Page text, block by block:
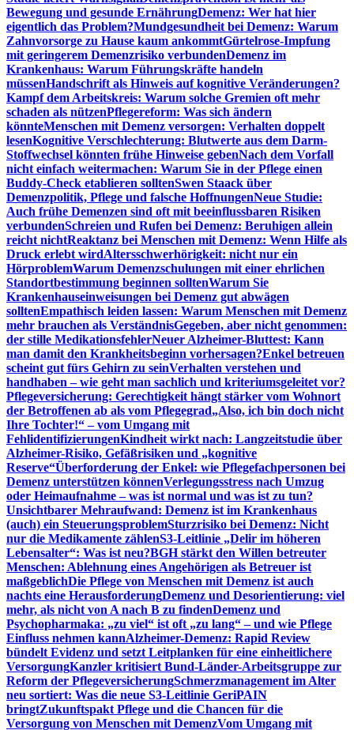
Bewegung und gesunde ErnährungDemenz: Wer hat hier
eigentlich das Problem?Mundgesundheit bei Demenz: Warum
Zahnvorsorge zu Hause kaum ankommtGürtelrose-Impfung
mit geringerem Demenzrisiko verbundenDemenz im
Krankenhaus: Warum Führungskräfte handeln
müssenHandschrift als Hinweis auf kognitive Veränderungen?
Kampf dem Arbeitskreis: Warum solche Gremien oft mehr
schaden als nützenPflegereform: Was sich ändern
könnteMenschen mit Demenz versorgen: Verhalten doppelt
lesenKognitive Verschlechterung: Blutwerte aus dem Darm-
Stoffwechsel könnten frühe Hinweise gebenNach dem Vorfall
nicht einfach weitermachen: Warum Sie in der Pflege einen
Buddy-Check etablieren solltenSwen Staack über
Demenzpolitik, Pflege und falsche HoffnungenNeue Studie:
Auch frühe Demenzen sind oft mit beeinflussbaren Risiken
verbundenSchreien und Rufen bei Demenz: Beruhigen allein
reicht nichtReaktanz bei Menschen mit Demenz: Wenn Hilfe als
Druck erlebt wirdAltersschwerhörigkeit: nicht nur ein
HörproblemWarum Demenzschulungen mit einer ehrlichen
Standortbestimmung beginnen solltenWarum Sie
Krankenhauseinweisungen bei Demenz gut abwägen
solltenEmpathisch leiden lassen: Warum Menschen mit Demenz
mehr brauchen als VerständnisGegeben, aber nicht genommen:
der stille MedikationsfehlerNeuer Alzheimer-Bluttest: Kann
man damit den Krankheitsbeginn vorhersagen?Enkel betreuen
scheint gut fürs Gehirn zu seinVerhalten verstehen und
handhaben – wie geht man sachlich und kriteriumsgeleitet vor?
Pflegeversicherung: Gerechtigkeit hängt stärker vom Wohnort
der Betroffenen ab als vom Pflegegrad„Also, ich bin doch nicht
Ihre Tochter!“ – vom Umgang mit
FehlidentifizierungenKindheit wirkt nach: Langzeitstudie über
Alzheimer-Risiko, Gefäßrisiken und „kognitive
Reserve“Überforderung der Enkel: wie Pflegefachpersonen bei
Demenz unterstützen könnenVerlegungsstress nach Umzug
oder Heimaufnahme – was ist normal und was ist zu tun?
Unsichtbarer Mehraufwand: Demenz ist im Krankenhaus
(auch) ein SteuerungsproblemSturzrisiko bei Demenz: Nicht
nur die Medikamente zählenS3-Leitlinie „Delir im höheren
Lebensalter“: Was ist neu?BGH stärkt den Willen betreuter
Menschen: Ablehnung eines Angehörigen als Betreuer ist
maßgeblichDie Pflege von Menschen mit Demenz ist auch
nachts eine HerausforderungDemenz und Desorientierung: viel
mehr, als nicht von A nach B zu findenDemenz und
Psychopharmaka: „zu viel“ ist oft „zu lang“ – und wie Pflege
Einfluss nehmen kannAlzheimer-Demenz: Rapid Review
bündelt Evidenz und setzt Leitplanken für eine einheitlichere
VersorgungKanzler kritisiert Bund-Länder-Arbeitsgruppe zur
Reform der PflegeversicherungSchmerzmanagement im Alter
neu sortiert: Was die neue S3-Leitlinie GeriPAIN
bringtZukunftspakt Pflege und die Chancen für die
Versorgung von Menschen mit DemenzVom Umgang mit